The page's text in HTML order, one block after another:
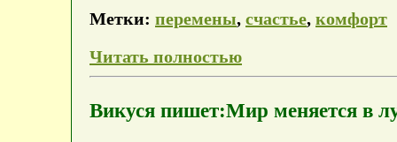
Метки: перемены, счастье, комфорт
Читать полностью
Викуся пишет:Мир меняется в